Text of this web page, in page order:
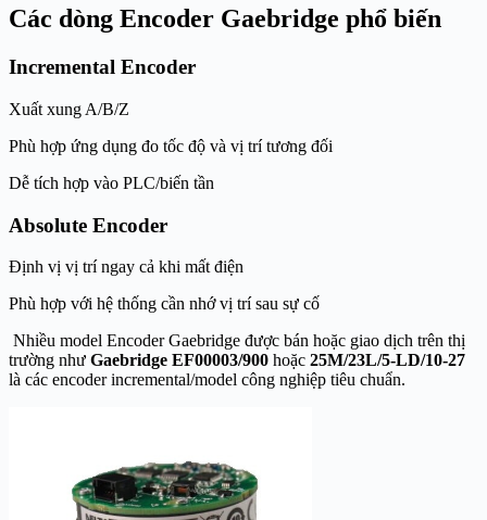
Các dòng Encoder Gaebridge phổ biến
Incremental Encoder
Xuất xung A/B/Z
Phù hợp ứng dụng đo tốc độ và vị trí tương đối
Dễ tích hợp vào PLC/biến tần
Absolute Encoder
Định vị vị trí ngay cả khi mất điện
Phù hợp với hệ thống cần nhớ vị trí sau sự cố
Nhiều model Encoder Gaebridge được bán hoặc giao dịch trên thị
trường như Gaebridge EF00003/900 hoặc 25M/23L/5-LD/10-27
là các encoder incremental/model công nghiệp tiêu chuẩn.